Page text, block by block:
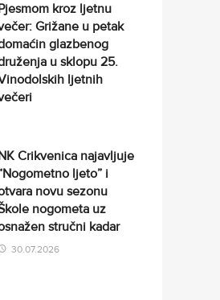
kroz ljetnu
Grižane u petak
glazbenog
u sklopu 25.
ljetnih
Crikvenica najavljuje
ljeto” i
novu sezonu
nogometa uz
stručni kadar
30.07.2026